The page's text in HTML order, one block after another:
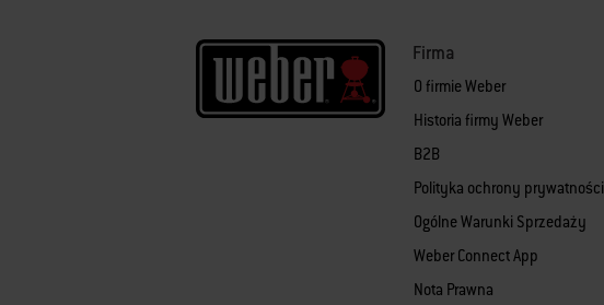
Firma
O firmie Weber
Historia firmy Weber
B2B
Polityka ochrony prywatności
Ogólne Warunki Sprzedaży
Weber Connect App
Nota Prawna